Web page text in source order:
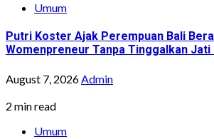
Umum
Putri Koster Ajak Perempuan Bali
Womenpreneur Tanpa Tinggalkan Jati
August 7, 2026 Admin
2 min read
Umum